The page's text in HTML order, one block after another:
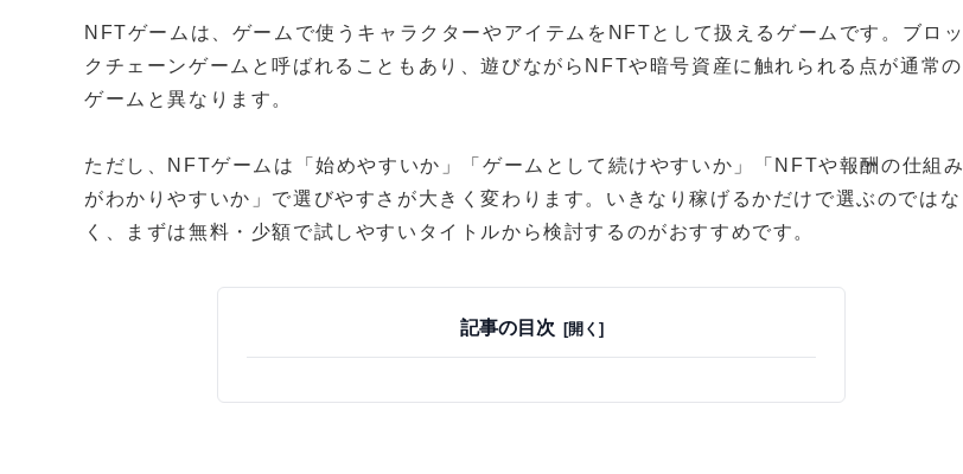
NFTゲームは、ゲームで使うキャラクターやアイテムをNFTとして扱えるゲームです。ブロッ
クチェーンゲームと呼ばれることもあり、遊びながらNFTや暗号資産に触れられる点が通常の
ゲームと異なります。
ただし、NFTゲームは「始めやすいか」「ゲームとして続けやすいか」「NFTや報酬の仕組み
がわかりやすいか」で選びやすさが大きく変わります。いきなり稼げるかだけで選ぶのではな
く、まずは無料・少額で試しやすいタイトルから検討するのがおすすめです。
記事の目次